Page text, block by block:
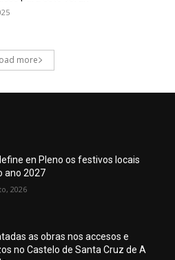
en Pleno os festivos locais
ano 2027
2026
as obras nos accesos e
no Castelo de Santa Cruz de A